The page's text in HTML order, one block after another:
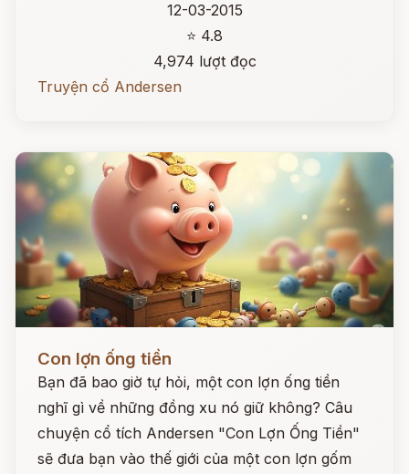
12-03-2015
⭐ 4.8
4,974 lượt đọc
Truyện cổ Andersen
Con lợn ống tiền
Bạn đã bao giờ tự hỏi, một con lợn ống tiền
nghĩ gì về những đồng xu nó giữ không? Câu
chuyện cổ tích Andersen "Con Lợn Ống Tiền"
sẽ đưa bạn vào thế giới của một con lợn gốm